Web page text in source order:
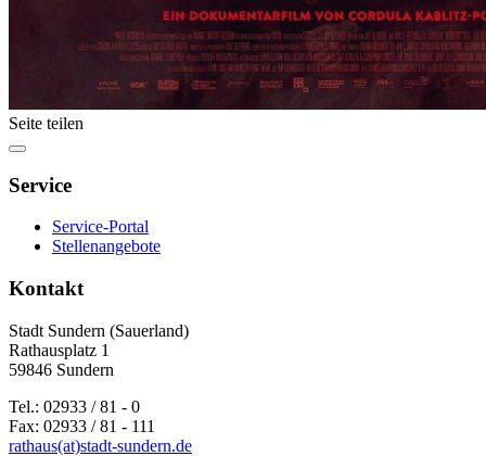
Seite teilen
Service
Service-Portal
Stellenangebote
Kontakt
Stadt Sundern (Sauerland)
Rathausplatz 1
59846 Sundern
Tel.: 02933 / 81 - 0
Fax: 02933 / 81 - 111
rathaus(at)stadt-sundern.de